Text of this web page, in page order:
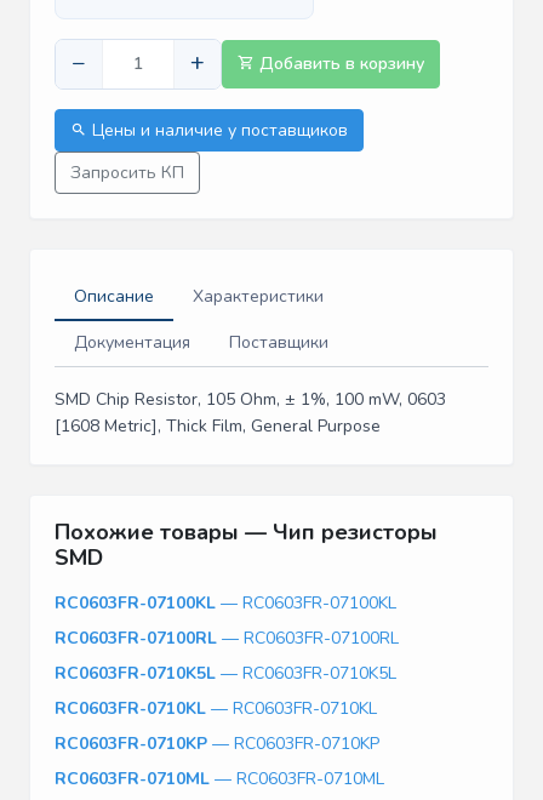
− + Добавить в корзину
Цены и наличие у поставщиков
Запросить КП
Описание
Характеристики
Документация
Поставщики
SMD Chip Resistor, 105 Ohm, ± 1%, 100 mW, 0603
[1608 Metric], Thick Film, General Purpose
Похожие товары — Чип резисторы
SMD
RC0603FR-07100KL — RC0603FR-07100KL
RC0603FR-07100RL — RC0603FR-07100RL
RC0603FR-0710K5L — RC0603FR-0710K5L
RC0603FR-0710KL — RC0603FR-0710KL
RC0603FR-0710KP — RC0603FR-0710KP
RC0603FR-0710ML — RC0603FR-0710ML